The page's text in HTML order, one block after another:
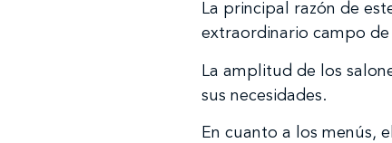
La principal razón de
extraordinario campo
La amplitud de los
sus necesidades.
En cuanto a los menús,